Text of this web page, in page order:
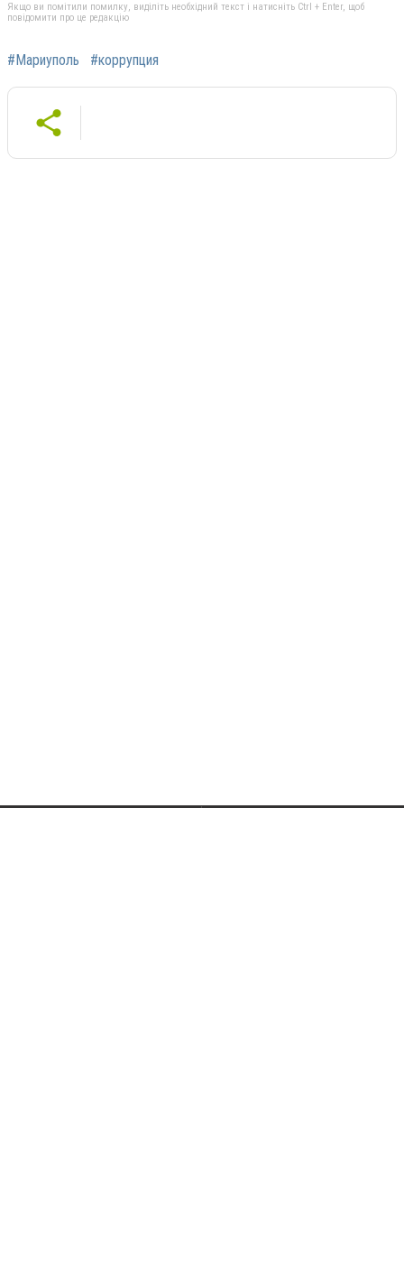
Якщо ви помітили помилку, виділіть необхідний текст і натисніть Ctrl + Enter, щоб
повідомити про це редакцію
#Мариуполь #коррупция